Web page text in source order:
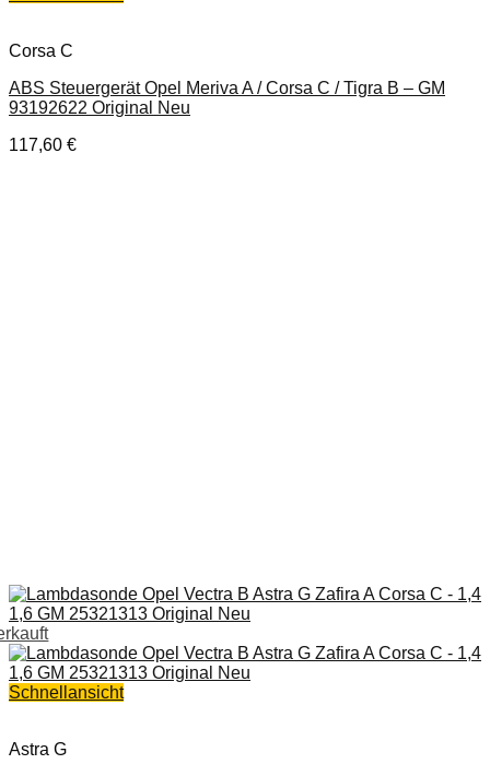
Corsa C
ABS Steuergerät Opel Meriva A / Corsa C / Tigra B – GM
93192622 Original Neu
117,60 €
Schnellansicht
Astra G